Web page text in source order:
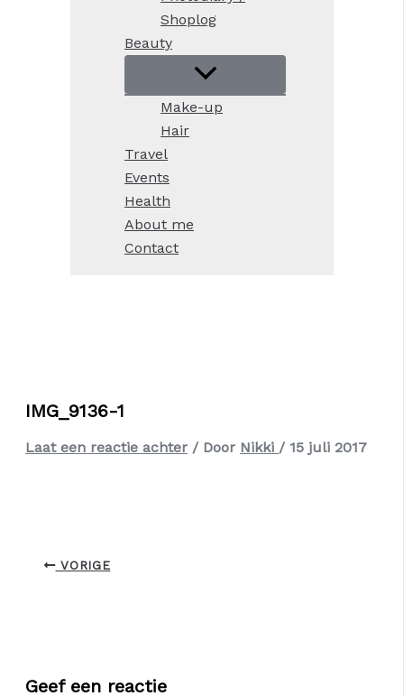
Shoplog
Beauty
Make-up
Hair
Travel
Events
Health
About me
Contact
IMG_9136-1
Laat een reactie achter / Door Nikki / 15 juli 2017
VORIGE
Geef een reactie